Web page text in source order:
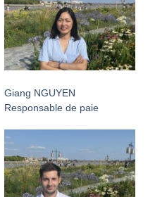
Giang NGUYEN
Responsable de paie